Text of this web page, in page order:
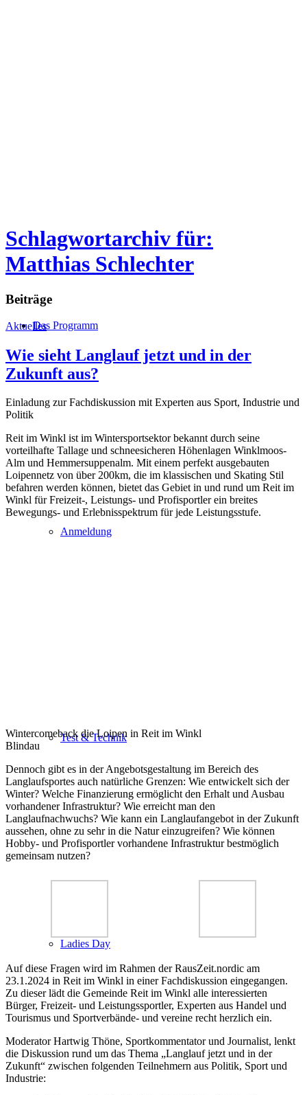
Das Programm
Anmeldung
Test & Technik
Ladies Day
Schlagwortarchiv für:
Matthias Schlechter
Beiträge
Aktuelles
Wie sieht Langlauf jetzt und in der
Zukunft aus?
Einladung zur Fachdiskussion mit Experten aus Sport, Industrie und
Politik
Reit im Winkl ist im Wintersportsektor bekannt durch seine
vorteilhafte Tallage und schneesicheren Höhenlagen Winklmoos-
Alm und Hemmersuppenalm. Mit einem perfekt ausgebauten
Loipennetz von über 200km, die im klassischen und Skating Stil
befahren werden können, bietet das Gebiet in und rund um Reit im
Winkl für Freizeit-, Leistungs- und Profisportler ein breites
Bewegungs- und Erlebnisspektrum für jede Leistungsstufe.
Wintercomeback die Loipen in Reit im Winkl
Blindau
Dennoch gibt es in der Angebotsgestaltung im Bereich des
Langlaufsportes auch natürliche Grenzen: Wie entwickelt sich der
Winter? Welche Finanzierung ermöglicht den Erhalt und Ausbau
vorhandener Infrastruktur? Wie erreicht man den
Langlaufnachwuchs? Wie kann ein Langlaufangebot in der Zukunft
aussehen, ohne zu sehr in die Natur einzugreifen? Wie können
Hobby- und Profisportler vorhandene Infrastruktur bestmöglich
gemeinsam nutzen?
Auf diese Fragen wird im Rahmen der RausZeit.nordic am
23.1.2024 in Reit im Winkl in einer Fachdiskussion eingegangen.
Zu dieser lädt die Gemeinde Reit im Winkl alle interessierten
Bürger, Freizeit- und Leistungssportler, Experten aus Handel und
Tourismus und Sportverbände- und vereine recht herzlich ein.
Moderator Hartwig Thöne, Sportkommentator und Journalist, lenkt
die Diskussion rund um das Thema „Langlauf jetzt und in der
Zukunft“ zwischen folgenden Teilnehmern aus Politik, Sport und
Industrie: